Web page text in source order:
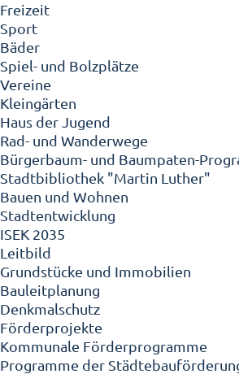
Freizeit
Sport
Bäder
Spiel- und Bolzplätze
Vereine
Kleingärten
Haus der Jugend
Rad- und Wanderwege
Bürgerbaum- und Baumpaten-
Stadtbibliothek "Martin Luther"
Bauen und Wohnen
Stadtentwicklung
ISEK 2035
Leitbild
Grundstücke und Immobilien
Bauleitplanung
Denkmalschutz
Förderprojekte
Kommunale Förderprogramme
Programme der